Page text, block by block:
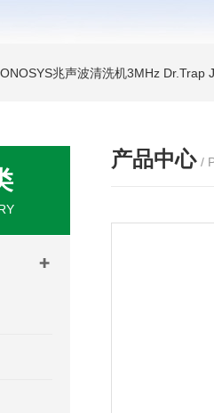
兆声波清洗机3MHz Dr.Trap
产品中心 /